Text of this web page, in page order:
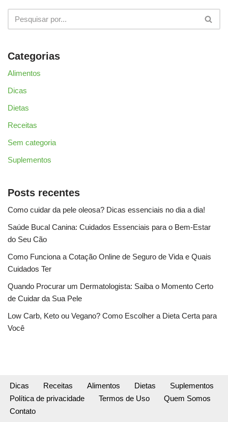
Categorias
Alimentos
Dicas
Dietas
Receitas
Sem categoria
Suplementos
Posts recentes
Como cuidar da pele oleosa? Dicas essenciais no dia a dia!
Saúde Bucal Canina: Cuidados Essenciais para o Bem-Estar
do Seu Cão
Como Funciona a Cotação Online de Seguro de Vida e Quais
Cuidados Ter
Quando Procurar um Dermatologista: Saiba o Momento Certo
de Cuidar da Sua Pele
Low Carb, Keto ou Vegano? Como Escolher a Dieta Certa para
Você
Dicas Receitas Alimentos Dietas
Suplementos
Política de privacidade
Termos de Uso
Quem Somos
Contato